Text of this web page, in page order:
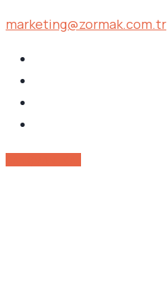
marketing@zormak.com.tr